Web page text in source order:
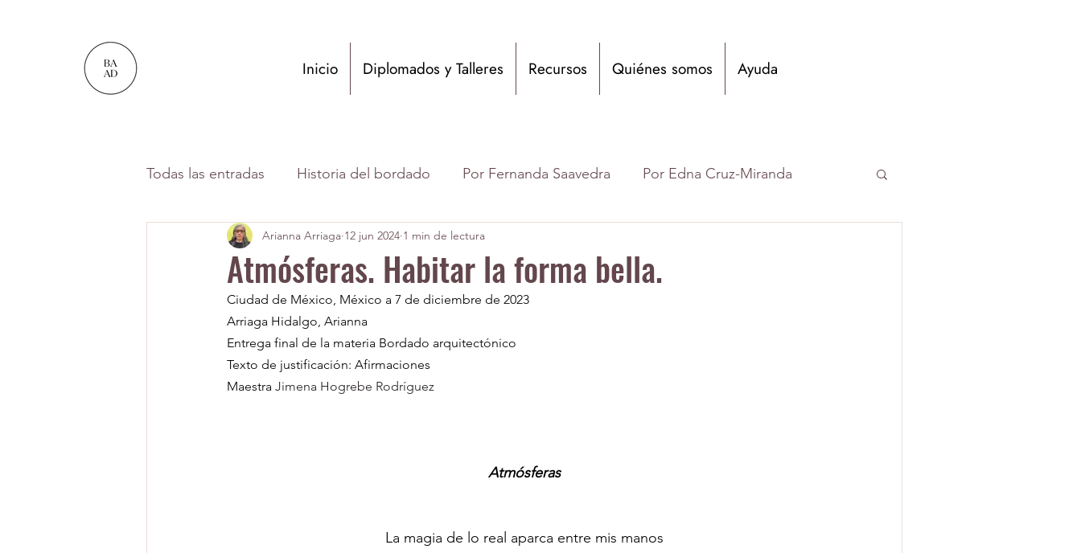
Inicio Diplomados y Talleres Recursos Quiénes somos Ayuda
Todas las entradas Historia del bordado Por Fernanda Saavedra Por Edna Cruz-Miranda
Por Gabriela González-Casanova por Juliana Muñoz Toro
Texto publicado por alumna de BAAD por Gimena Romero
Proyectos de grado por cófrade arendíz
Atmósferas. Habitar la forma bella.
Arianna Arriaga 12 jun 2024 1 min de lectura
Ciudad de México, México a 7 de diciembre de 2023
Arriaga Hidalgo, Arianna
Entrega final de la materia Bordado arquitectónico
Texto de justificación: Afirmaciones
Maestra Jimena Hogrebe Rodríguez
Atmósferas
La magia de lo real aparca entre mis manos